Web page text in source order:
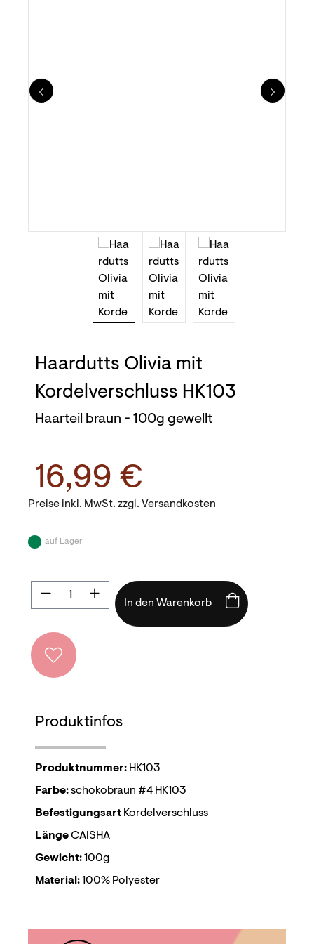
Haardutts Olivia mit
Kordelverschluss HK103
Haarteil braun - 100g gewellt
16,99 €
Preise inkl. MwSt. zzgl. Versandkosten
auf Lager
Produkt Anzahl: Gib den gewünschten
In den Warenkorb
Produktinfos
Produktnummer: HK103
Farbe:schokobraun #4 HK103
Befestigungsart Kordelverschluss
LängeCAISHA
Gewicht:100g
Material:100% Polyester